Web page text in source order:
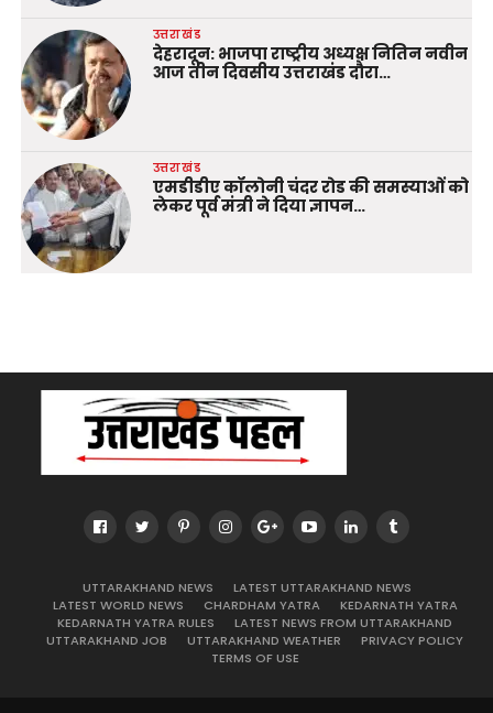
उत्तराखंड
देहरादून: भाजपा राष्ट्रीय अध्यक्ष नितिन नवीन
आज तीन दिवसीय उत्तराखंड दौरा…
उत्तराखंड
एमडीडीए कॉलोनी चंदर रोड की समस्याओं को
लेकर पूर्व मंत्री ने दिया ज्ञापन…
UTTARAKHAND NEWS
LATEST UTTARAKHAND NEWS
LATEST WORLD NEWS
CHARDHAM YATRA
KEDARNATH YATRA
KEDARNATH YATRA RULES
LATEST NEWS FROM UTTARAKHAND
UTTARAKHAND JOB
UTTARAKHAND WEATHER
PRIVACY POLICY
TERMS OF USE